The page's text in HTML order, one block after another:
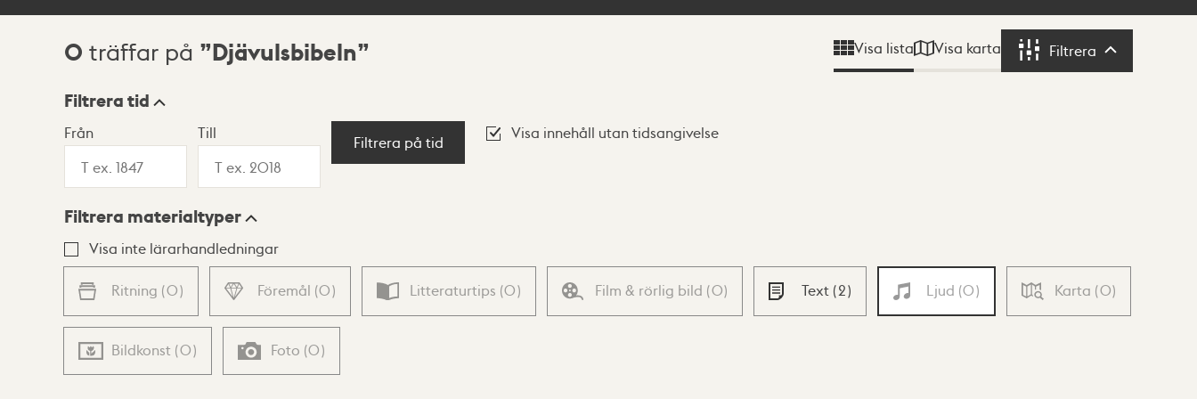
Sökresultat
0 träffar på Djävulsbibeln Visa lista Visa karta Filtrera Filtrera
Visningsläge
Lista Karta
Filtrera tid
Från Till
Filtrera på tid
Visa innehåll utan tidsangivelse
Filtrera materialtyper
Visa inte lärarhandledningar
Ritning (0) Föremål (0) Litteraturtips (0) Film & rörlig bild (0) Text (2) Ljud (0) Karta (0)
Bildkonst (0) Foto (0)